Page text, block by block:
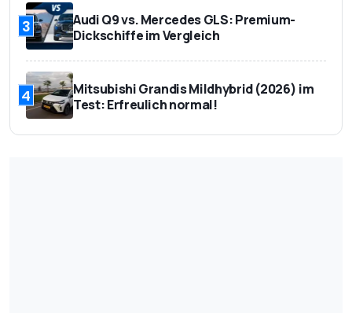
3
Audi Q9 vs. Mercedes GLS: Premium-
Dickschiffe im Vergleich
4
Mitsubishi Grandis Mildhybrid (2026) im
Test: Erfreulich normal!